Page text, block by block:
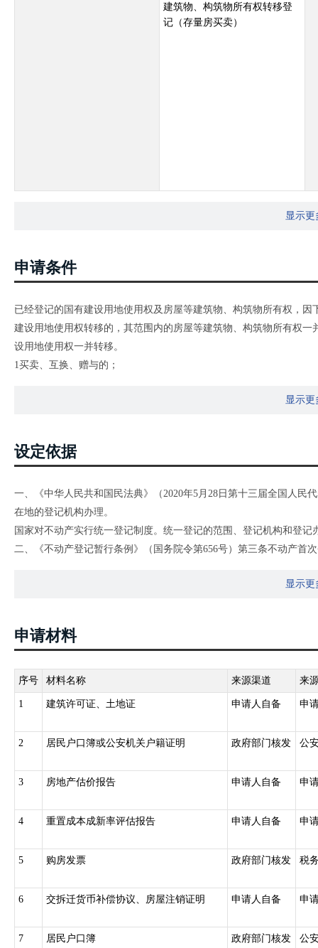
建筑物、构筑物所有权转移登
记（存量房买卖）
显示更
申请条件
已经登记的国有建设用地使用权及房屋等建筑物、构筑物所有权，
建设用地使用权转移的，其范围内的房屋等建筑物、构筑物所有权
设用地使用权一并转移。
1买卖、互换、赠与的；
6分割、合并导致权属发生转移的；
8法律、行政法规规定的其他情形。
显示更
设定依据
一、《中华人民共和国民法典》（2020年5月28日第十三届全国人民
在地的登记机构办理。
国家对不动产实行统一登记制度。统一登记的范围、登记机构和登记
二、《不动产登记暂行条例》（国务院令第656号）第三条不动产首
（九）抵押权;（十）法律规定需要登记的其他不动产权利。
产登记机构，负责不动产登记工作，并接受上级人民政府不动产登记
第七条 不动产登记由不动产所在地的县级人民政府不动产登记机
跨县级行政区域的不动产登记,由所跨县级行政区域的不动产登记机
国务院确定的重点国有林区的森林、林木和林地,国务院批准项目用
土资源主管部门会同有关部门规定。
三、《不动产登记暂行条例实施细则》（国土资源部令第63号）第
登记机构申请转移登记：（一）买卖、互换、赠与不动产的；（二
的；（六）共有人增加或者减少以及共有不动产份额变化的；（七
定的其他不动产权利转移情形。第三十三条依法取得国有建设用地
四、《不动产登记操作规范（试行）》（国土资规〔2016〕6号
显示更
申请材料
序号 材料名称 来源渠道 来
1 建筑许可证、土地证 申请人自备 申
2 居民户口簿或公安机关户籍证明 政府部门核发 公
3 房地产估价报告 申请人自备 申
4 重置成本成新率评估报告 申请人自备 申
5 购房发票 政府部门核发 税
6 交拆迁货币补偿协议、房屋注销证明 申请人自备 申
7 居民户口簿 政府部门核发 公